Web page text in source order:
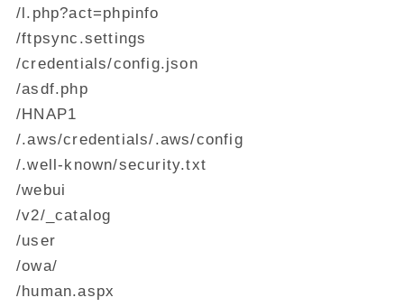
/l.php?act=phpinfo
/ftpsync.settings
/credentials/config.json
/asdf.php
/HNAP1
/.aws/credentials/.aws/config
/.well-known/security.txt
/webui
/v2/_catalog
/user
/owa/
/human.aspx